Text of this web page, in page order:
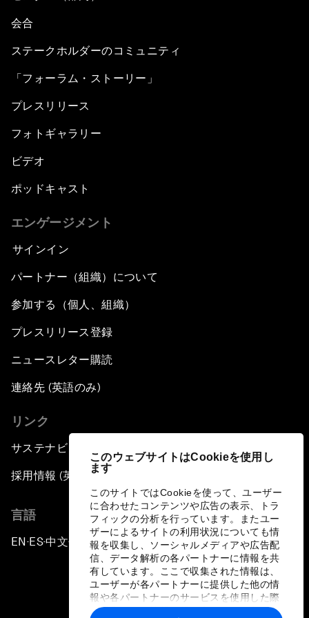
このウェブサイトはCookieを使用し
ます
このサイトではCookieを使って、ユーザー
に合わせたコンテンツや広告の表示、トラ
フィックの分析を行っています。またユー
ザーによるサイトの利用状況についても情
報を収集し、ソーシャルメディアや広告配
信、データ解析の各パートナーに情報を共
有しています。ここで収集された情報は、
ユーザーが各パートナーに提供した他の情
報や各パートナーのサービスを使用した際
に収集された情報と組み合わされ、各パー
会合
ステークホルダーのコミュニティ
「フォーラム・ストーリー」
プレスリリース
フォトギャラリー
ビデオ
ポッドキャスト
エンゲージメント
サインイン
パートナー（組織）について
参加する（個人、組織）
プレスリリース登録
ニュースレター購読
連絡先 (英語のみ)
リンク
サステナビリティへの取り組み
採用情報 (英語のみ)
言語
EN ▪ES▪中文▪ 日本語